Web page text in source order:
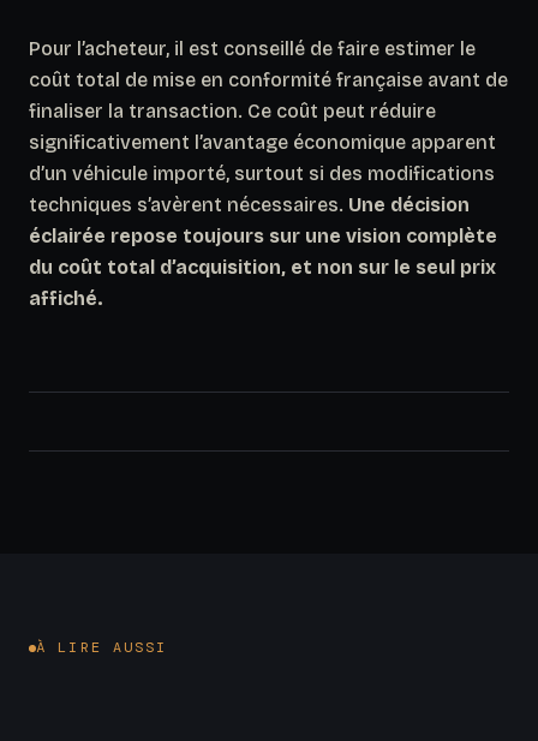
Pour l’acheteur, il est conseillé de faire estimer le
coût total de mise en conformité française avant de
finaliser la transaction. Ce coût peut réduire
significativement l’avantage économique apparent
d’un véhicule importé, surtout si des modifications
techniques s’avèrent nécessaires. Une décision
éclairée repose toujours sur une vision complète
du coût total d’acquisition, et non sur le seul prix
affiché.
À LIRE AUSSI